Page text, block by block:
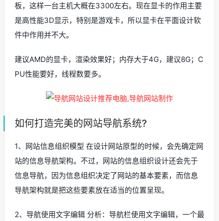
板，这样一台主机大概在3300左右。现在显卡的作用主要
是高性能3D显示，特别是游戏卡，所以显卡在平面设计软
件中作用并不大。
建议AMD的显卡，渲染效果好；内存大于4G，建议8G；C
PU性能要好，线程数要多。
如何打造完美的网站导航系统?
1、网站信息组织模型 在设计网站原型的时候，会先确定网
站的信息导航架构。不过，网站的信息组织设计还会先于
信息导航，因为信息组织决定了网站的基本要素，而信息
导航架构就是把这些要素放在适当的位置呈现。
2、导航使用文字编辑 分析：导航栏使用文字编辑，一个最